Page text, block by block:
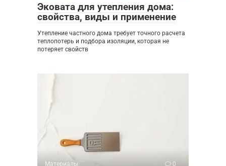
Эковата для утепления дома:
свойства, виды и применение
Утепление частного дома требует точного расчета
теплопотерь и подбора изоляции, которая не
потеряет свойств
Материалы 0